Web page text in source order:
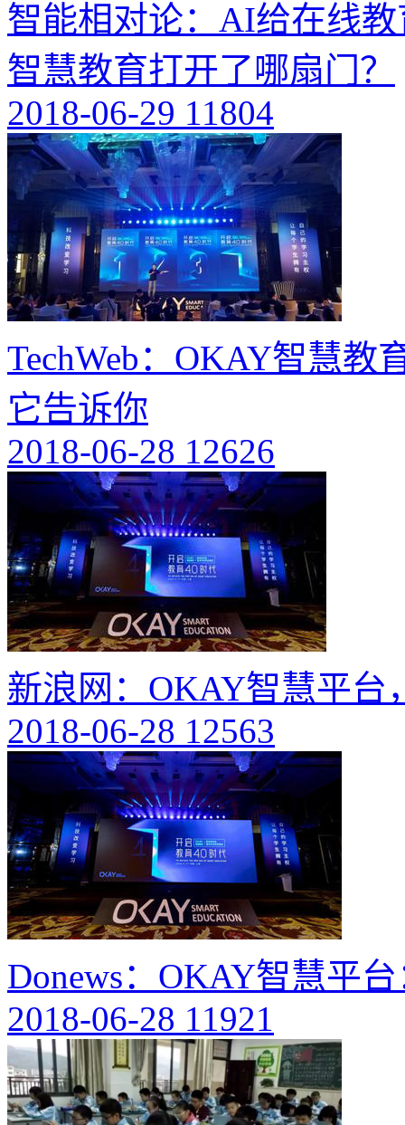
智能相对论：AI给在线
智慧教育打开了哪扇门？
2018-06-29 11804
TechWeb：OKAY智慧
它告诉你
2018-06-28 12626
新浪网：OKAY智慧平
2018-06-28 12563
Donews：OKAY智慧平
2018-06-28 11921